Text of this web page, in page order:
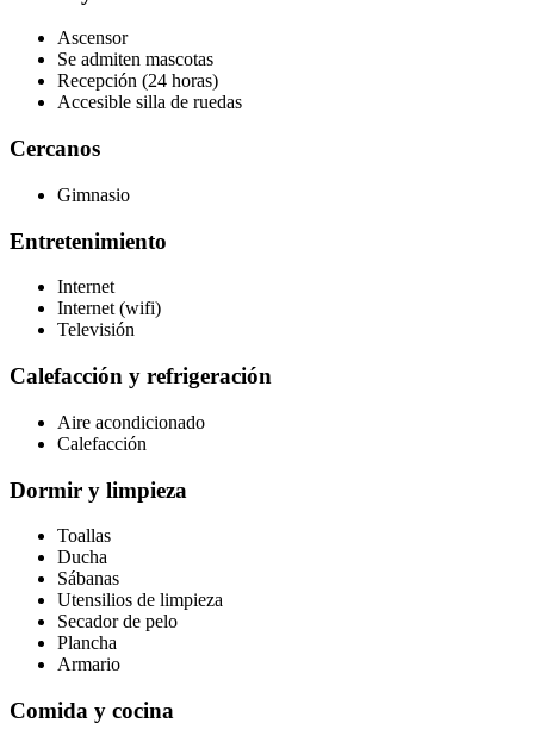
Ascensor
Se admiten mascotas
Recepción (24 horas)
Accesible silla de ruedas
Cercanos
Gimnasio
Entretenimiento
Internet
Internet (wifi)
Televisión
Calefacción y refrigeración
Aire acondicionado
Calefacción
Dormir y limpieza
Toallas
Ducha
Sábanas
Utensilios de limpieza
Secador de pelo
Plancha
Armario
Comida y cocina